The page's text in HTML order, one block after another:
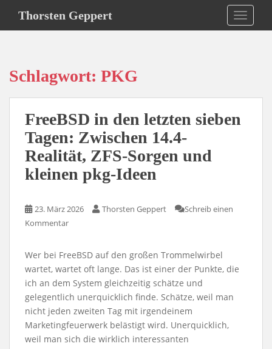
i
Thorsten Geppert
Schlagwort: PKG
FreeBSD in den letzten sieben
Tagen: Zwischen 14.4-
Realität, ZFS-Sorgen und
kleinen pkg-Ideen
23. März 2026 Thorsten Geppert
Schreib einen
Kommentar
Wer bei FreeBSD auf den großen Trommelwirbel
wartet, wartet oft lange. Das ist einer der Punkte, die
ich an dem System gleichzeitig schätze und
gelegentlich unerquicklich finde. Schätze, weil man
nicht jeden zweiten Tag mit irgendeinem
Marketingfeuerwerk belästigt wird. Unerquicklich,
weil man sich die wirklich interessanten